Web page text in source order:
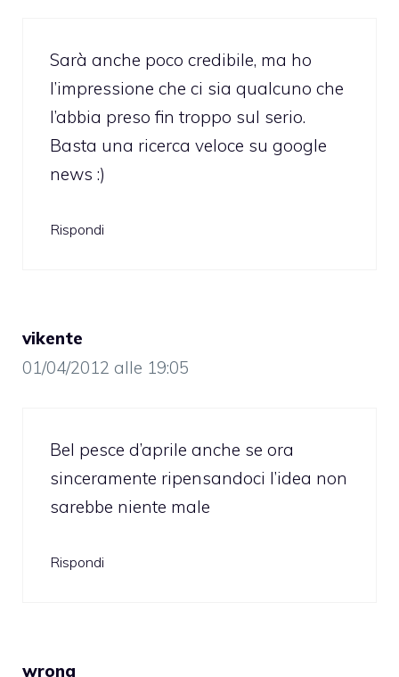
Sarà anche poco credibile, ma ho
l’impressione che ci sia qualcuno che
l’abbia preso fin troppo sul serio.
Basta una ricerca veloce su google
news :)
Rispondi
vikente
01/04/2012 alle 19:05
Bel pesce d’aprile anche se ora
sinceramente ripensandoci l’idea non
sarebbe niente male
Rispondi
wrong